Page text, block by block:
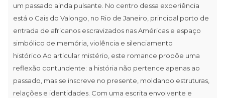
um passado ainda pulsante. No centro dessa experiência
está o Cais do Valongo, no Rio de Janeiro, principal porto de
entrada de africanos escravizados nas Américas e espaço
simbólico de memória, violência e silenciamento
histórico.Ao articular mistério, este romance propõe uma
reflexão contundente: a história não pertence apenas ao
passado, mas se inscreve no presente, moldando estruturas,
relações e identidades. Com uma escrita envolvente e